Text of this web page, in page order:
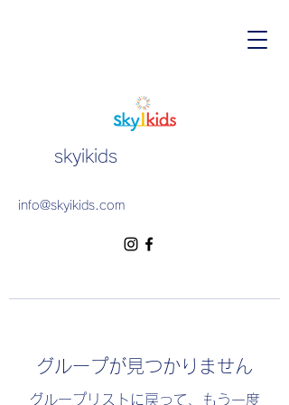
skyikids
info@skyikids.com
グループが見つかりません
グループリストに戻って、もう一度